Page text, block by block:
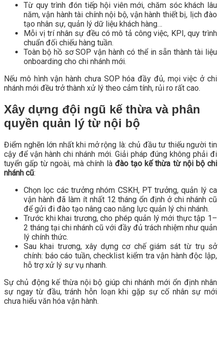
Từ quy trình đón tiếp hội viên mới, chăm sóc khách lâu
năm, vận hành tài chính nội bộ, vận hành thiết bị, lịch đào
tạo nhân sự, quản lý dữ liệu khách hàng…
Mỗi vị trí nhân sự đều có mô tả công việc, KPI, quy trình
chuẩn đối chiếu hàng tuần.
Toàn bộ hồ sơ SOP vận hành có thể in sẵn thành tài liệu
onboarding cho chi nhánh mới.
Nếu mô hình vận hành chưa SOP hóa đầy đủ, mọi việc ở chi
nhánh mới đều trở thành xử lý theo cảm tính, rủi ro rất cao.
Xây dựng đội ngũ kế thừa và phân
quyền quản lý từ nội bộ
Điểm nghẽn lớn nhất khi mở rộng là: chủ đầu tư thiếu người tin
cậy để vận hành chi nhánh mới. Giải pháp đúng không phải đi
tuyển gấp từ ngoài, mà chính là đào tạo kế thừa từ nội bộ chi
nhánh cũ:
Chọn lọc các trưởng nhóm CSKH, PT trưởng, quản lý ca
vận hành đã làm ít nhất 12 tháng ổn định ở chi nhánh cũ
để gửi đi đào tạo nâng cao năng lực quản lý chi nhánh.
Trước khi khai trương, cho phép quản lý mới thực tập 1–
2 tháng tại chi nhánh cũ với đầy đủ trách nhiệm như quản
lý chính thức.
Sau khai trương, xây dựng cơ chế giám sát từ trụ sở
chính: báo cáo tuần, checklist kiểm tra vận hành độc lập,
hỗ trợ xử lý sự vụ nhanh.
Sự chủ động kế thừa nội bộ giúp chi nhánh mới ổn định nhân
sự ngay từ đầu, tránh hỗn loạn khi gặp sự cố nhân sự mới
chưa hiểu văn hóa vận hành.